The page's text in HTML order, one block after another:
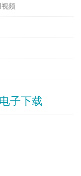
频
子下载